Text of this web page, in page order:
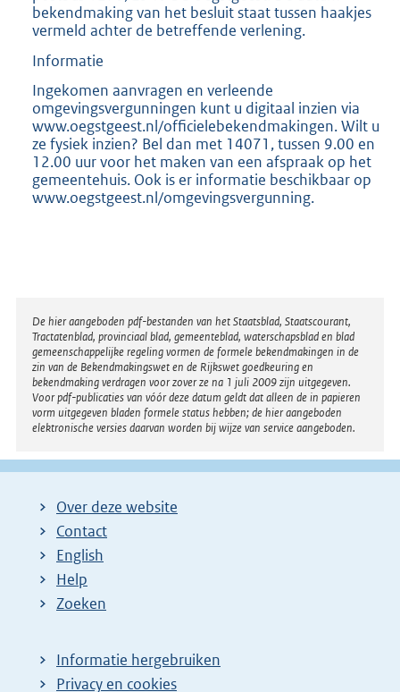
bekendmaking van het besluit staat tussen haakjes
vermeld achter de betreffende verlening.
Informatie
Ingekomen aanvragen en verleende
omgevingsvergunningen kunt u digitaal inzien via
www.oegstgeest.nl/officielebekendmakingen. Wilt u
ze fysiek inzien? Bel dan met 14071, tussen 9.00 en
12.00 uur voor het maken van een afspraak op het
gemeentehuis. Ook is er informatie beschikbaar op
www.oegstgeest.nl/omgevingsvergunning.
Disclaimer
De hier aangeboden pdf-bestanden van het Staatsblad, Staatscourant,
Tractatenblad, provinciaal blad, gemeenteblad, waterschapsblad en blad
gemeenschappelijke regeling vormen de formele bekendmakingen in de
zin van de Bekendmakingswet en de Rijkswet goedkeuring en
bekendmaking verdragen voor zover ze na 1 juli 2009 zijn uitgegeven.
Voor pdf-publicaties van vóór deze datum geldt dat alleen de in papieren
vorm uitgegeven bladen formele status hebben; de hier aangeboden
elektronische versies daarvan worden bij wijze van service aangeboden.
Over deze website
Contact
English
Help
Zoeken
Informatie hergebruiken
Privacy en cookies